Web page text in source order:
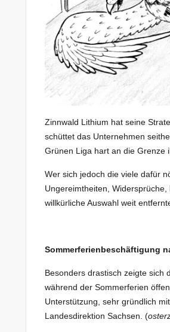
Zinnwald Lithium hat seine
schüttet das Unternehmen
Grünen Liga hart an die Grenze
Wer sich jedoch die viele dafür
Ungereimtheiten,
willkürliche Auswahl weit
Sommerferienbeschäftigung
Besonders drastisch zeigte sich
während der Sommerferien
Unterstützung, sehr gründlich
Landesdirektion Sachsen. (